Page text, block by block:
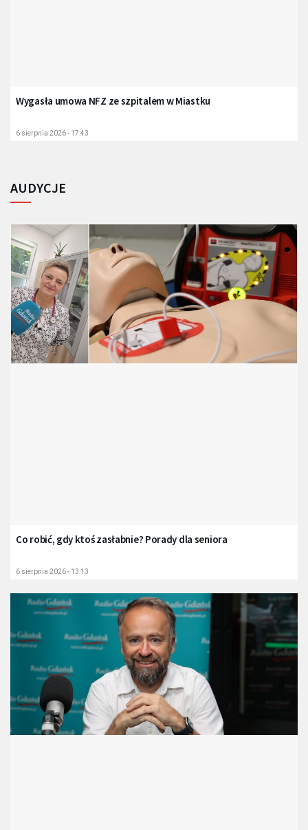
Wygasła umowa NFZ ze szpitalem w Miastku
6 sierpnia 2026 - 17:43
AUDYCJE
Co robić, gdy ktoś zasłabnie? Porady dla seniora
6 sierpnia 2026 - 13:13